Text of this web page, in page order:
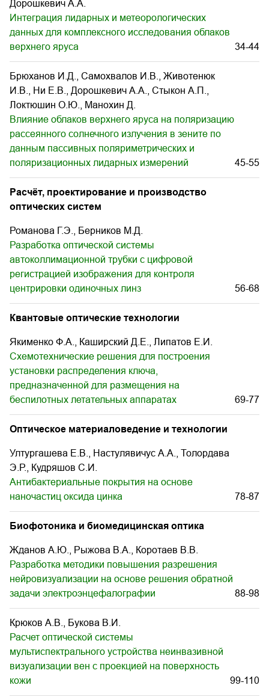
Дорошкевич А.А.
Интеграция лидарных и метеорологических
данных для комплексного исследования облаков
верхнего яруса
34-44
Брюханов И.Д., Самохвалов И.В., Животенюк
И.В., Ни Е.В., Дорошкевич А.А., Стыкон А.П.,
Локтюшин О.Ю., Манохин Д.
Влияние облаков верхнего яруса на поляризацию
рассеянного солнечного излучения в зените по
данным пассивных поляриметрических и
поляризационных лидарных измерений
45-55
Расчёт, проектирование и производство
оптических систем
Романова Г.Э., Берников М.Д.
Разработка оптической системы
автоколлимационной трубки c цифровой
регистрацией изображения для контроля
центрировки одиночных линз
56-68
Квантовые оптические технологии
Якименко Ф.А., Каширский Д.Е., Липатов Е.И.
Схемотехнические решения для построения
установки распределения ключа,
предназначенной для размещения на
беспилотных летательных аппаратах
69-77
Оптическое материаловедение и технологии
Ултургашева Е.В., Настулявичус А.А., Толордава
Э.Р., Кудряшов С.И.
Антибактериальные покрытия на основе
наночастиц оксида цинка
78-87
Биофотоника и биомедицинская оптика
Жданов А.Ю., Рыжова В.А., Коротаев В.В.
Разработка методики повышения разрешения
нейровизуализации на основе решения обратной
задачи электроэнцефалографии
88-98
Крюков А.В., Букова В.И.
Расчет оптической системы
мультиспектрального устройства неинвазивной
визуализации вен с проекцией на поверхность
кожи
99-110